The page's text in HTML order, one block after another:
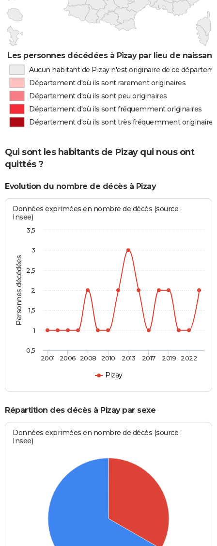
Les personnes décédées à Pizay par lieu de
Aucun habitant de Pizay n'est originaire de ce
Département d'où ils sont rarement originaires
Département d'où ils sont peu originaires
Département d'où ils sont fréquemment originaires
Département d'où ils sont très fréquemment originaires
Qui sont les habitants de Pizay qui nous ont
quittés ?
Evolution du nombre de décès à Pizay
Personnes décédées
Données exprimées en nombre de décès (source :
Insee)
Pizay
2001 2006 2008 2010 2013 2017 2019 2022
0,5
1
1,5
2
2,5
3
3,5
Répartition des décès à Pizay par sexe
Données exprimées en nombre de décès (source :
Insee)